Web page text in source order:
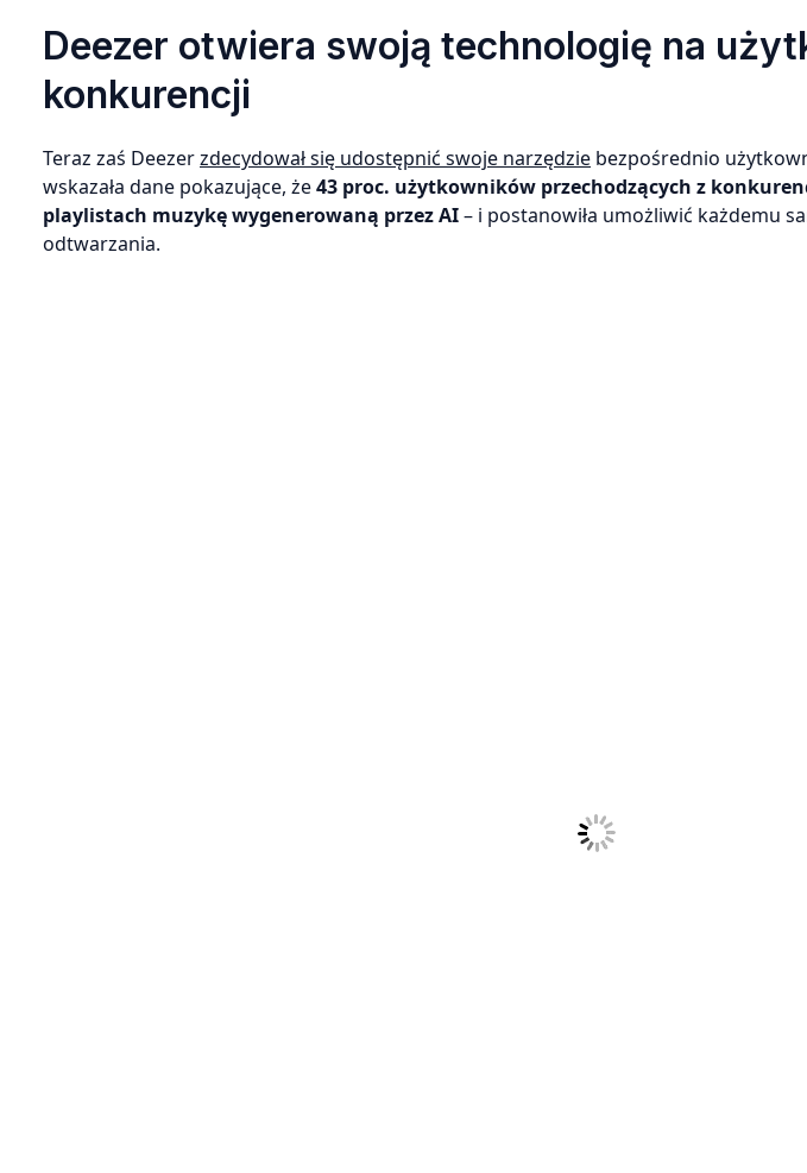
Deezer otwiera swoją technologię na
konkurencji
Teraz zaś Deezerzdecydował się udostępnić swoje narzędzie bezpośrednio
wskazała dane pokazujące, że43 proc. użytkowników przechodzących z
playlistach muzykę wygenerowaną przez AI– i postanowiła umożliwić każdemu
odtwarzania.